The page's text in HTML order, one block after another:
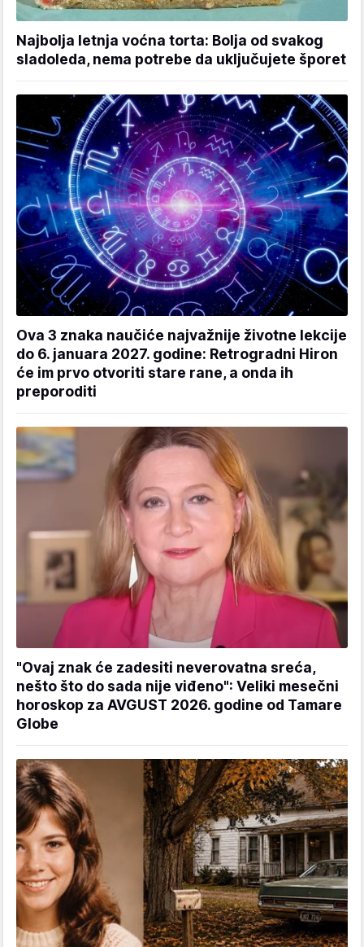
Najbolja letnja voćna torta: Bolja od svakog
sladoleda, nema potrebe da uključujete šporet
Ova 3 znaka naučiće najvažnije životne lekcije
do 6. januara 2027. godine: Retrogradni Hiron
će im prvo otvoriti stare rane, a onda ih
preporoditi
"Ovaj znak će zadesiti neverovatna sreća,
nešto što do sada nije viđeno": Veliki mesečni
horoskop za AVGUST 2026. godine od Tamare
Globe